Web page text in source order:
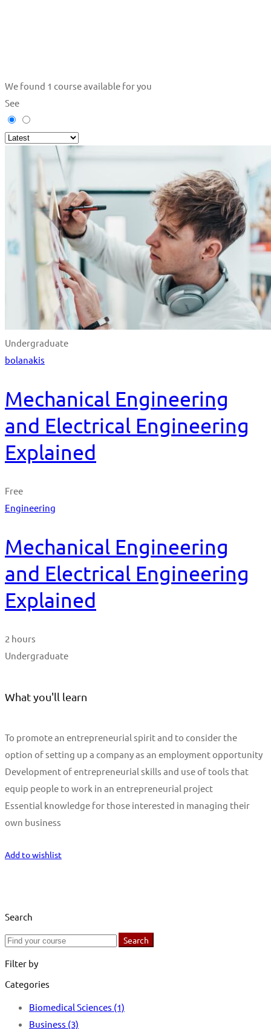
We found 1 course available for you
See
Undergraduate
bolanakis
Mechanical Engineering
and Electrical Engineering
Explained
Free
Engineering
Mechanical Engineering
and Electrical Engineering
Explained
2 hours
Undergraduate
What you'll learn
To promote an entrepreneurial spirit and to consider the
option of setting up a company as an employment opportunity
Development of entrepreneurial skills and use of tools that
equip people to work in an entrepreneurial project
Essential knowledge for those interested in managing their
own business
Add to wishlist
Search
Search
Search
Filter by
Categories
Biomedical Sciences (1)
Business (3)